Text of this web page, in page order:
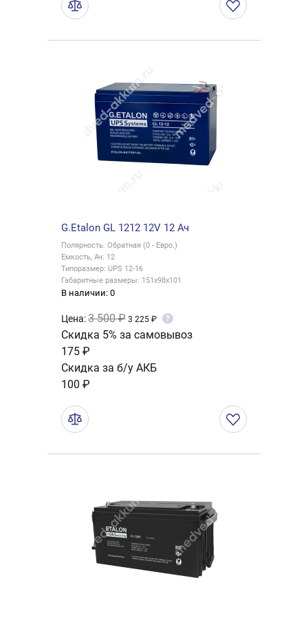
G.Etalon GL 1212 12V 12 Ач
Полярность: Обратная (0 - Евро.)
Емкость, Ач: 12
Типоразмер: UPS 12-16
Габаритные размеры: 151x98x101
В наличии: 0
Цена:3 500 ₽ 3 225 ₽ ?
Скидка 5% за самовывоз
175 ₽
Скидка за б/у АКБ
100 ₽